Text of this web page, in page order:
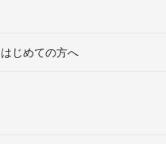
はじめての方へ